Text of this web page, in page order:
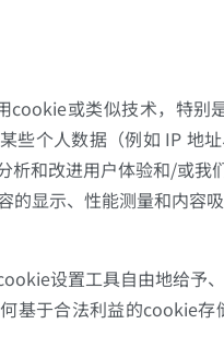
cookie或类似技术，特
些个人数据（例如 IP 地
析和改进用户体验和/或
的显示、性能测量和内容
设置工具自由地给予
基于合法利益的cookie